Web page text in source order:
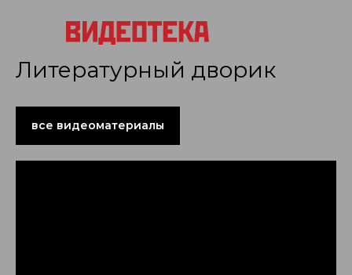
Литературный дворик
все видеоматериалы